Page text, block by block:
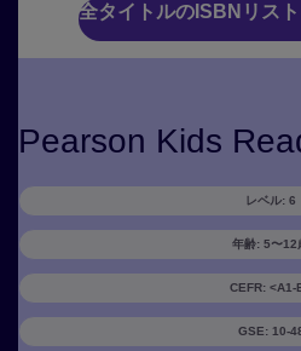
全タイトルのISBNリス
Pearson Kids
レベル: 6
年齢: 5〜12
CEFR: <A1-
GSE: 10-